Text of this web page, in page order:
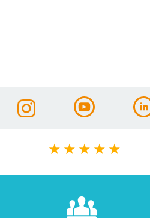
★ ★ ★ ★ ★